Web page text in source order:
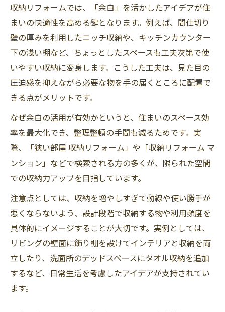
収納リフォームでは、「余白」を活かしたアイデアが住
まいの快適性を高める鍵となります。例えば、間仕切り
壁の厚みを利用したニッチ収納や、キッチンカウンター
下の浅い棚など、ちょっとしたスペースも工夫次第で使
いやすい収納に変身します。こうした工夫は、見た目の
圧迫感を抑えながら必要な物を手の届くところに配置で
きる点がメリットです。
なぜ余白の活用が有効かというと、住まいのスペース効
率を最大化でき、整理整頓の手間も減るためです。実
際、「狭い部屋 収納リフォーム」や「収納リフォーム マ
ンション」などで検索される方の多くが、限られた空間
での収納力アップを目指しています。
注意点としては、収納を増やしすぎて動線や使い勝手が
悪くならないよう、設計段階で収納する物や利用頻度を
具体的にイメージすることが大切です。実例としては、
リビングの壁面に飾り棚を設けてインテリアと収納を両
立したり、洗面所のデッドスペースにタオル収納を追加
するなど、日常生活を考慮したアイデアが支持されてい
ます。